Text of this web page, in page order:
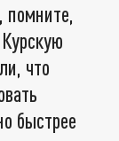
помните,
что
быстрее